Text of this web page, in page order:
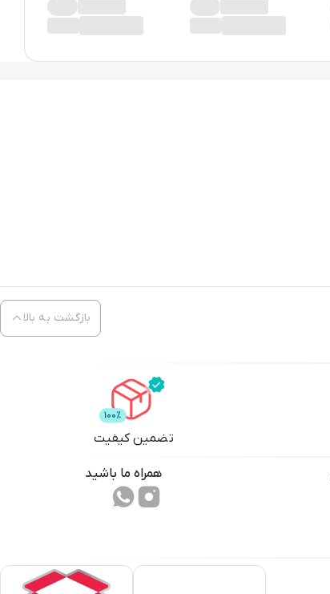
بازگشت به بالا
تضمین کیفیت
همراه ما باشید